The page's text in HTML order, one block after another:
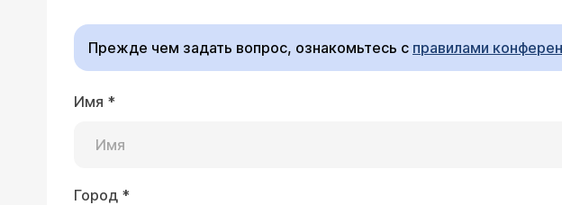
Мне делали гастроскопию и поставили следуюший
она открыта и возможно ли ограничиться
Прежде чем задать вопрос, ознакомьтесь с правилами
Имя *
Город *